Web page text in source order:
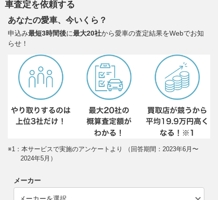
車査定を依頼する
あなたの愛車、今いくら？
申込み最短3時間後に最大20社から愛車の査定結果をWebでお知
らせ！
※1：本サービスで実施のアンケートより （回答期間：2023年6月〜
2024年5月）
メーカー